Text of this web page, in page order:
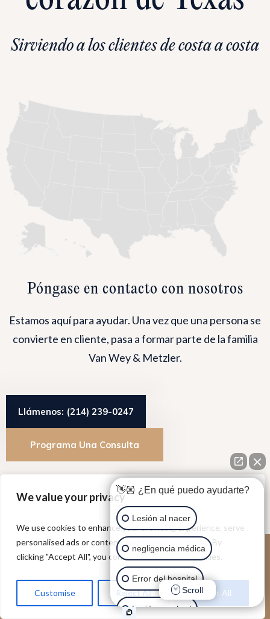
We value your privacy
We use cookies to enhance your browsing experience, serve
personalised ads or content, and analyse our traffic. By
clicking "Accept All", you consent to our use of cookies.
Customise Reject All Accept All
Sirviendo a los clientes de costa a costa
Póngase en contacto con nosotros
Estamos aquí para ayudar. Una vez que una persona se
convierte en cliente, pasa a formar parte de la familia
Van Wey & Metzler.
Llámenos: (214) 239-0247
Programa Una Consulta
Contacte con
nosotroshoy mismo
👋🏼 ¿En qué puedo ayudarte?
Lesión al nacer
negligencia médica
Error del hospital
Lesión cerebral
Scroll